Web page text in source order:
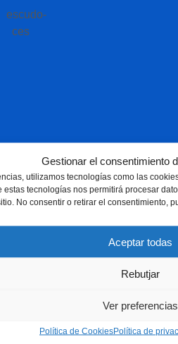
Gestionar el consentimiento
utilizamos tecnologías como las
tecnologías nos permitirá procesar
No consentir o retirar el consentimiento,
Aceptar todas
Rebutjar
Ver preferencias
Política de CookiesPolítica de